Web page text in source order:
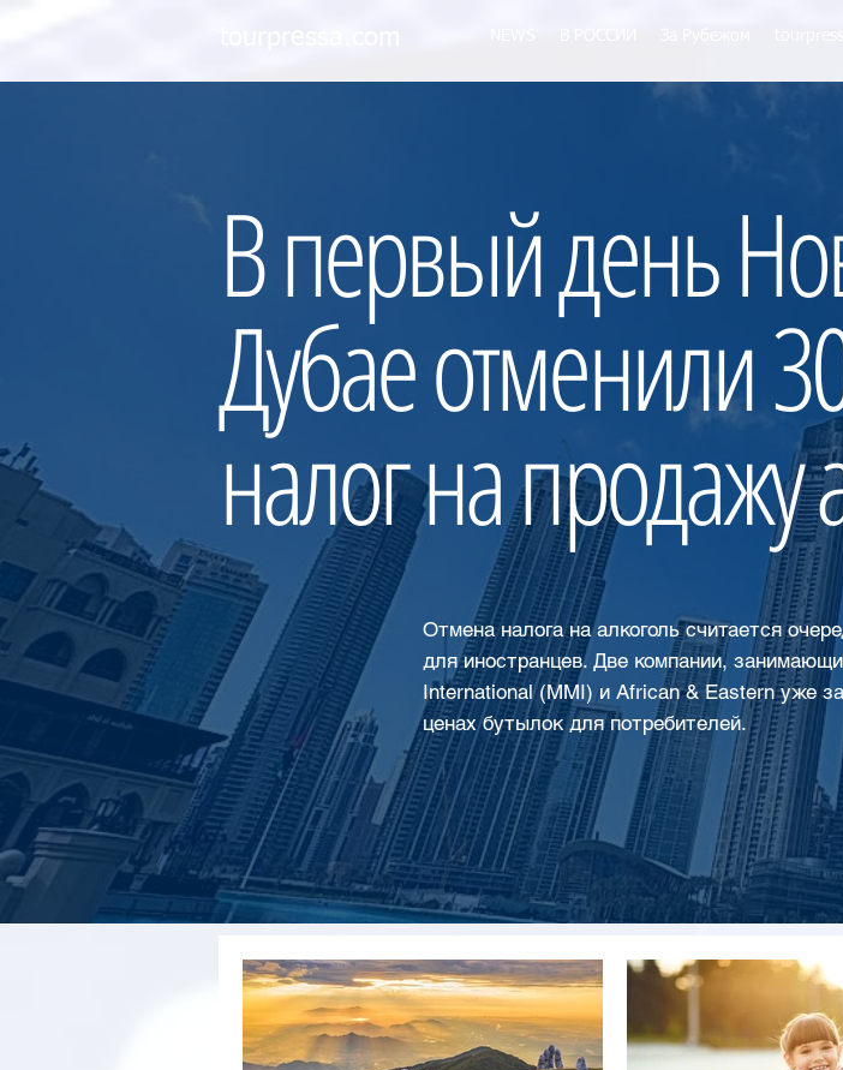
В первый день
Дубае отменили
налог на продажу
Отмена налога на алкоголь считается
для иностранцев. Две компании,
International (MMI) и African & Eastern уже
ценах бутылок для потребителей.